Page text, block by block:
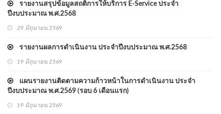
รายงานสรุปข้อมูลสถติการให้บริการ E-Service ประจำ
ปีงบประมาณ พ.ศ.2568
29 มิถุนายน 2569
รายงานผลการดำเนินงาน ประจำปีงบประมาณ พ.ศ.2568
19 มิถุนายน 2569
แผนรายงานติดตามความก้าวหน้าในการดำเนินงาน ประจำ
ปีงบประมาณ พ.ศ.2569 (รอบ 6 เดือนแรก)
19 มิถุนายน 2569